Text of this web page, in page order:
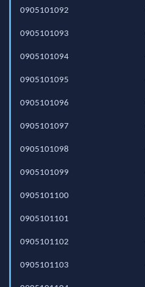
0905101092
0905101093
0905101094
0905101095
0905101096
0905101097
0905101098
0905101099
0905101100
0905101101
0905101102
0905101103